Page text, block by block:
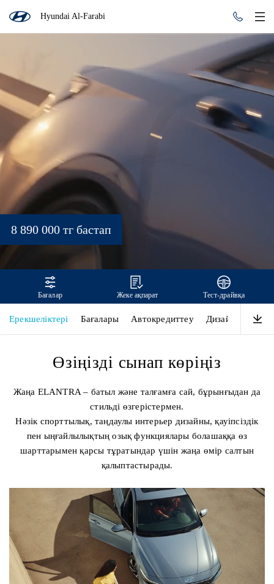
Hyundai Al-Farabi
ELANTRA
8 890 000 тг бастап
Бағалар Жеке ақпарат Тест-драйвқа
Ерекшеліктері Бағалары Автокредиттеу Дизайны
Өзіңізді сынап көріңіз
Жаңа ELANTRA – батыл және талғамға сай, бұрынғыдан да
стильді өзгерістермен.
Нәзік спорттылық, таңдаулы интерьер дизайны, қауіпсіздік
пен ыңғайлылықтың озық функциялары болашаққа өз
шарттарымен қарсы тұратындар үшін жаңа өмір салтын
қалыптастырады.